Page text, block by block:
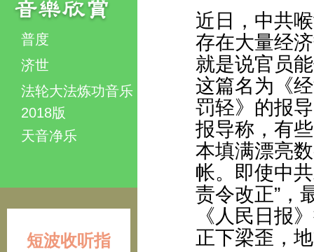
普度
济世
法轮大法炼功音乐
2018版
天音净乐
短波收听指
近日，中共
存在大量经
就是说官员
这篇名为《
罚轻》的报
报导称，有
本填满漂亮
帐。即使中
责令改正”，
《人民日报
正下梁歪，